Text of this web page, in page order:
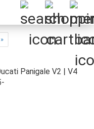
Panigale V2 | V4